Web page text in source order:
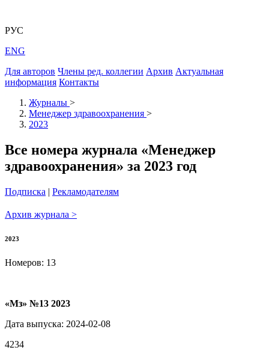
РУС
ENG
Для авторов Члены ред. коллегии Архив Актуальная
информация Контакты
Журналы >
Менеджер здравоохранения >
2023
Все номера журнала «Менеджер
здравоохранения» за 2023 год
Подписка | Рекламодателям
Архив журнала >
2023
Номеров: 13
«Мз» №13 2023
Дата выпуска: 2024-02-08
4234